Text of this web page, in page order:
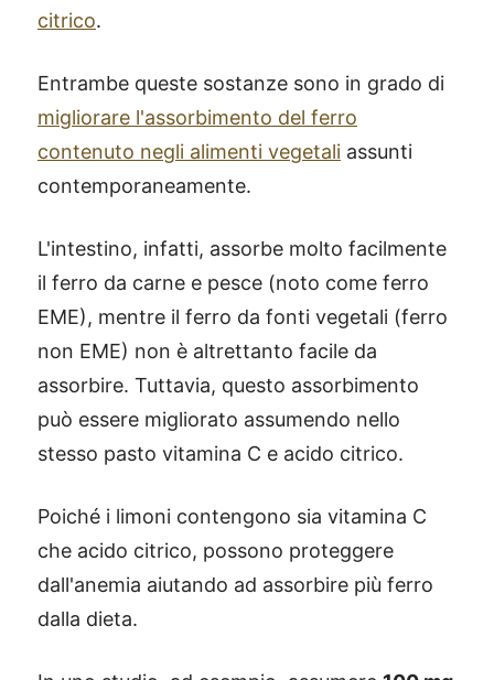
citrico.
Entrambe queste sostanze sono in grado di
migliorare l'assorbimento del ferro
contenuto negli alimenti vegetali assunti
contemporaneamente.
L'intestino, infatti, assorbe molto facilmente
il ferro da carne e pesce (noto come ferro
EME), mentre il ferro da fonti vegetali (ferro
non EME) non è altrettanto facile da
assorbire. Tuttavia, questo assorbimento
può essere migliorato assumendo nello
stesso pasto vitamina C e acido citrico.
Poiché i limoni contengono sia vitamina C
che acido citrico, possono proteggere
dall'anemia aiutando ad assorbire più ferro
dalla dieta.
X115®-